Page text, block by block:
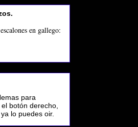
en gallego:
para
botón derecho,
lo puedes oir.